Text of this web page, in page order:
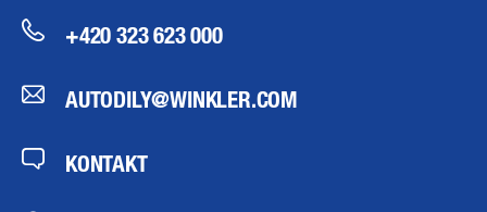
+420 323 623 000
AUTODILY@WINKLER.COM
KONTAKT